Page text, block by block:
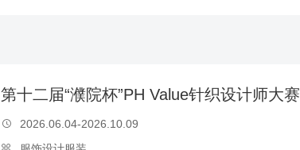
第十二届“濮院杯”PH Value针织设计师大赛
 2026.06.04-2026.10.09